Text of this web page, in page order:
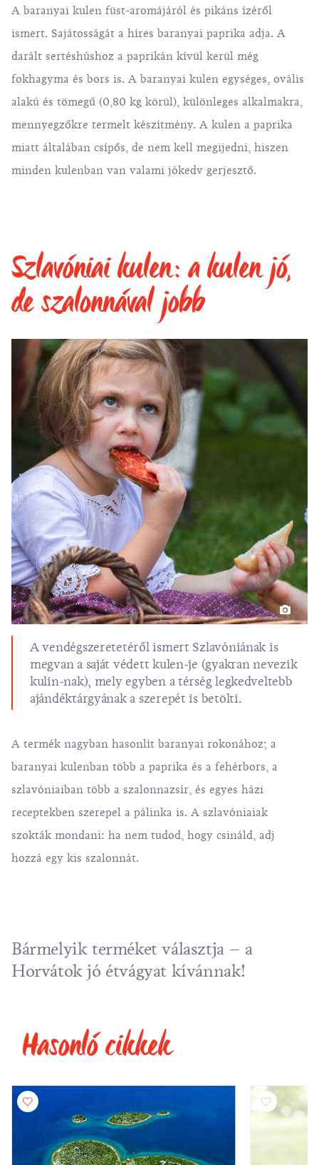
A baranyai kulen füst-aromájáról és pikáns ízéről
ismert. Sajátosságát a híres baranyai paprika adja. A
darált sertéshúshoz a paprikán kívül kerül még
fokhagyma és bors is. A baranyai kulen egységes, ovális
alakú és tömegű (0,80 kg körül), különleges alkalmakra,
mennyegzőkre termelt készítmény. A kulen a paprika
miatt általában csípős, de nem kell megijedni, hiszen
minden kulenban van valami jókedv gerjesztő.
Szlavóniai kulen: a kulen jó,
de szalonnával jobb
A vendégszeretetéről ismert Szlavóniának is
megvan a saját védett kulen-je (gyakran nevezik
kulin-nak), mely egyben a térség legkedveltebb
ajándéktárgyának a szerepét is betölti.
A termék nagyban hasonlít baranyai rokonához; a
baranyai kulenban több a paprika és a fehérbors, a
szlavóniaiban több a szalonnazsír, és egyes házi
receptekben szerepel a pálinka is. A szlavóniaiak
szokták mondani: ha nem tudod, hogy csináld, adj
hozzá egy kis szalonnát.
Bármelyik terméket választja – a
Horvátok jó étvágyat kívánnak!
Hasonló cikkek